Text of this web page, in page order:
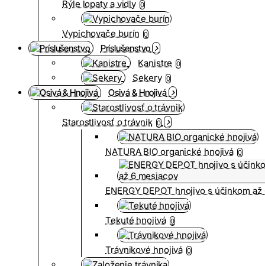
Rýle lopaty a vidly 0
Vypichovače burín 0
Príslušenstvo
Kanistre 0
Sekery 0
Osivá & Hnojivá
Starostlivosť o trávnik 0
NATURA BIO organické hnojivá 0
ENERGY DEPOT hnojivo s účinkom
Tekuté hnojivá 0
Trávnikové hnojivá 0